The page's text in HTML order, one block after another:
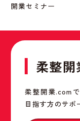
開業セミナー
柔整開
柔整開業.com
目指す方のサポ